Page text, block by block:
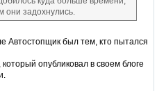
они задохнулись.
Автостопщик был тем, кто пытался
опубликовал в своем блоге